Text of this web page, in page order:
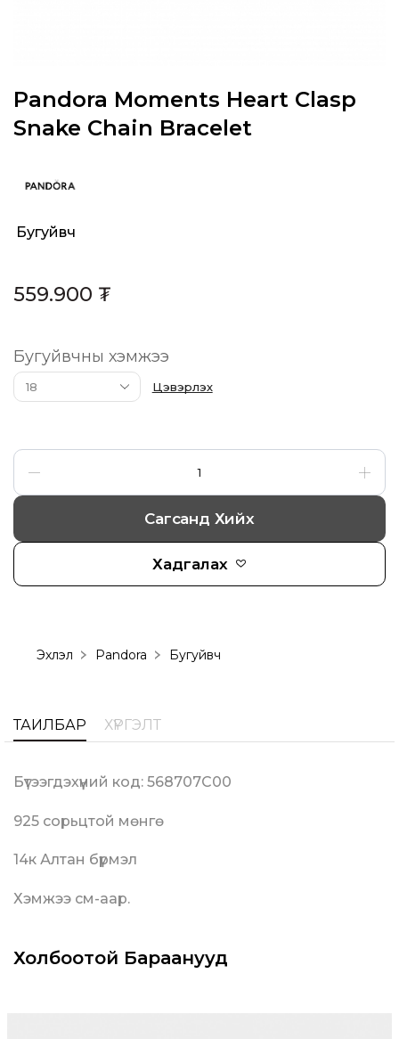
Pandora Moments Heart Clasp
Snake Chain Bracelet
Бугуйвч
559.900 ₮
Бугуйвчны хэмжээ
Цэвэрлэх
Сагсанд Хийх
Хадгалах
Эхлэл Pandora Бугуйвч
ТАЙЛБАР ХҮРГЭЛТ
Бүтээгдэхүүний код: 568707C00
925 сорьцтой мөнгө
14к Алтан бүрмэл
Хэмжээ см-аар.
Холбоотой Бараанууд